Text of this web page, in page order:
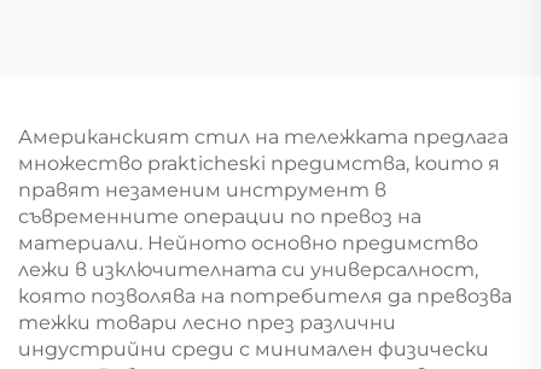
Американският стил на тележката предлага
множество prakticheski предимства, които я
правят незаменим инструмент в
съвременните операции по превоз на
материали. Нейното основно предимство
лежи в изключителната си универсалност,
която позволява на потребителя да превозва
тежки товари лесно през различни
индустрийни среди с минимален физически